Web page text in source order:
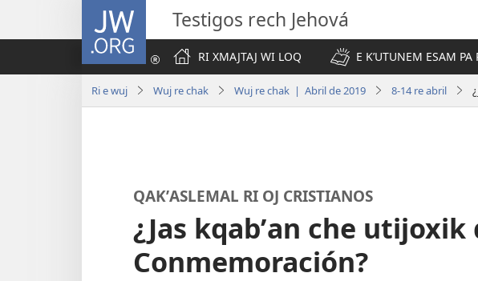
JW.ORG Testigos rech Jehová
RI XMAJTAJ WI LOQ
E KʼUTUNEM ESAM
Ri e wuj Wuj re chak Wuj re chak | Abril de 2019 8-14 re abril
QAKʼASLEMAL RI OJ CRISTIANOS
¿Jas kqabʼan che utijoxik
Conmemoración?